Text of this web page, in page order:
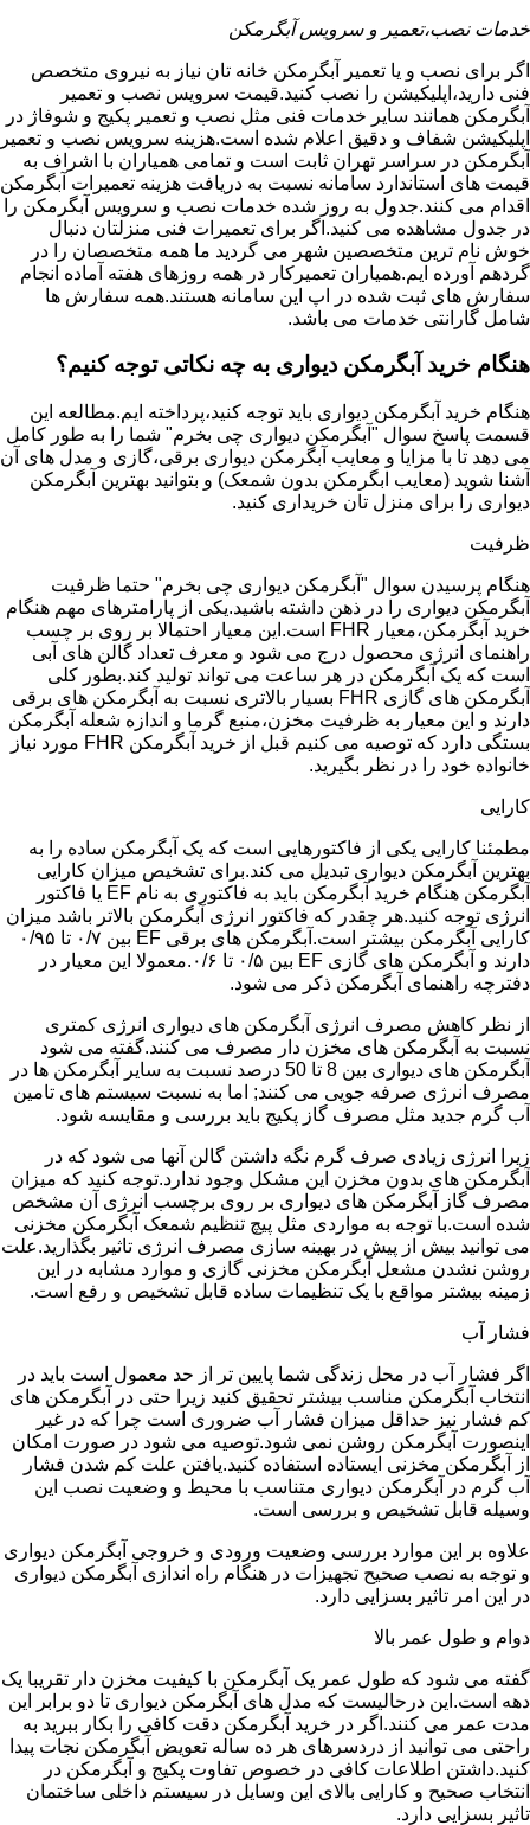
خدمات نصب،تعمیر و سرویس آبگرمکن
اگر برای نصب و یا تعمیر آبگرمکن خانه تان نیاز به نیروی متخصص
فنی دارید،اپلیکیشن را نصب کنید.قیمت سرویس نصب و تعمیر
آبگرمکن همانند سایر خدمات فنی مثل نصب و تعمیر پکیج و شوفاژ در
اپلیکیشن شفاف و دقیق اعلام شده است.هزینه سرویس نصب و تعمیر
آبگرمکن در سراسر تهران ثابت است و تمامی همیاران با اشراف به
قیمت های استاندارد سامانه نسبت به دریافت هزینه تعمیرات آبگرمکن
اقدام می کنند.جدول به روز شده خدمات نصب و سرویس آبگرمکن را
در جدول مشاهده می کنید.اگر برای تعمیرات فنی منزلتان دنبال
خوش نام ترین متخصصین شهر می گردید ما همه متخصصان را در
گردهم آورده ایم.همیاران تعمیرکار در همه روزهای هفته آماده انجام
سفارش های ثبت شده در اپ این سامانه هستند.همه سفارش ها
شامل گارانتی خدمات می باشد.
هنگام خرید آبگرمکن دیواری به چه نکاتی توجه کنیم؟
هنگام خرید آبگرمکن دیواری باید توجه کنید،پرداخته ایم.مطالعه این
قسمت پاسخ سوال "آبگرمکن دیواری چی بخرم" شما را به طور کامل
می دهد تا با مزایا و معایب آبگرمکن دیواری برقی،گازی و مدل های آن
آشنا شوید (معایب ابگرمکن بدون شمعک) و بتوانید بهترین آبگرمکن
دیواری را برای منزل تان خریداری کنید.
ظرفیت
هنگام پرسیدن سوال "آبگرمکن دیواری چی بخرم" حتما ظرفیت
آبگرمکن دیواری را در ذهن داشته باشید.یکی از پارامترهای مهم هنگام
خرید آبگرمکن،معیار FHR است.این معیار احتمالا بر روی بر چسب
راهنمای انرژی محصول درج می شود و معرف تعداد گالن های آبی
است که یک آبگرمکن در هر ساعت می تواند تولید کند.بطور کلی
آبگرمکن های گازی FHR بسیار بالاتری نسبت به آبگرمکن های برقی
دارند و این معیار به ظرفیت مخزن،منبع گرما و اندازه شعله آبگرمکن
بستگی دارد که توصیه می کنیم قبل از خرید آبگرمکن FHR مورد نیاز
خانواده خود را در نظر بگیرید.
کارایی
مطمئنا کارایی یکی از فاکتورهایی است که یک آبگرمکن ساده را به
بهترین آبگرمکن دیواری تبدیل می کند.برای تشخیص میزان کارایی
آبگرمکن هنگام خرید آبگرمکن باید به فاکتوری به نام EF یا فاکتور
انرژی توجه کنید.هر چقدر که فاکتور انرژی آبگرمکن بالاتر باشد میزان
کارایی آبگرمکن بیشتر است.آبگرمکن های برقی EF بین ۰/۷ تا ۰/۹۵
دارند و آبگرمکن های گازی EF بین ۰/۵ تا ۰/۶.معمولا این معیار در
دفترچه راهنمای آبگرمکن ذکر می شود.
از نظر کاهش مصرف انرژی آبگرمکن های دیواری انرژی کمتری
نسبت به آبگرمکن های مخزن دار مصرف می کنند.گفته می شود
آبگرمکن های دیواری بین 8 تا 50 درصد نسبت به سایر آبگرمکن ها در
مصرف انرژی صرفه جویی می کنند; اما به نسبت سیستم های تامین
آب گرم جدید مثل مصرف گاز پکیج باید بررسی و مقایسه شود.
زیرا انرژی زیادی صرف گرم نگه داشتن گالن آنها می شود که در
آبگرمکن های بدون مخزن این مشکل وجود ندارد.توجه کنید که میزان
مصرف گاز آبگرمکن های دیواری بر روی برچسب انرژی آن مشخص
شده است.با توجه به مواردی مثل پیچ تنظیم شمعک آبگرمکن مخزنی
می توانید بیش از پیش در بهینه سازی مصرف انرژی تاثیر بگذارید.علت
روشن نشدن مشعل آبگرمکن مخزنی گازی و موارد مشابه در این
زمینه بیشتر مواقع با یک تنظیمات ساده قابل تشخیص و رفع است.
فشار آب
اگر فشار آب در محل زندگی شما پایین تر از حد معمول است باید در
انتخاب آبگرمکن مناسب بیشتر تحقیق کنید زیرا حتی در آبگرمکن های
کم فشار نیز حداقل میزان فشار آب ضروری است چرا که در غیر
اینصورت آبگرمکن روشن نمی شود.توصیه می شود در صورت امکان
از آبگرمکن مخزنی ایستاده استفاده کنید.یافتن علت کم شدن فشار
آب گرم در آبگرمکن دیواری متناسب با محیط و وضعیت نصب این
وسیله قابل تشخیص و بررسی است.
علاوه بر این موارد بررسی وضعیت ورودی و خروجی آبگرمکن دیواری
و توجه به نصب صحیح تجهیزات در هنگام راه اندازی آبگرمکن دیواری
در این امر تاثیر بسزایی دارد.
دوام و طول عمر بالا
گفته می شود که طول عمر یک آبگرمکن با کیفیت مخزن دار تقریبا یک
دهه است.این درحالیست که مدل های آبگرمکن دیواری تا دو برابر این
مدت عمر می کنند.اگر در خرید آبگرمکن دقت کافی را بکار ببرید به
راحتی می توانید از دردسرهای هر ده ساله تعویض آبگرمکن نجات پیدا
کنید.داشتن اطلاعات کافی در خصوص تفاوت پکیج و آبگرمکن در
انتخاب صحیح و کارایی بالای این وسایل در سیستم داخلی ساختمان
تاثیر بسزایی دارد.